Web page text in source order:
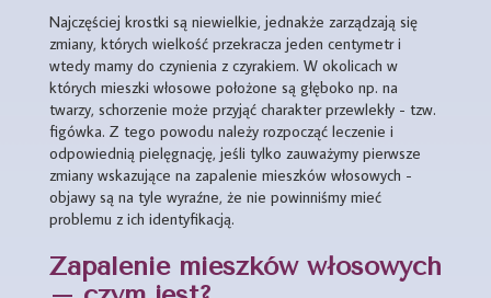
Najczęściej krostki są niewielkie, jednakże zarządzają się
zmiany, których wielkość przekracza jeden centymetr i
wtedy mamy do czynienia z czyrakiem. W okolicach w
których mieszki włosowe położone są głęboko np. na
twarzy, schorzenie może przyjąć charakter przewlekły - tzw.
figówka. Z tego powodu należy rozpocząć leczenie i
odpowiednią pielęgnację, jeśli tylko zauważymy pierwsze
zmiany wskazujące na zapalenie mieszków włosowych -
objawy są na tyle wyraźne, że nie powinniśmy mieć
problemu z ich identyfikacją.
Zapalenie mieszków włosowych